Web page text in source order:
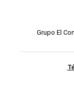
Grupo El